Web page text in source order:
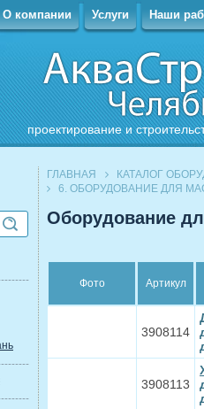
проектирование и
О компании Услуги Наши
ГЛАВНАЯ
КАТАЛОГ
6. ОБОРУДОВАНИЕ ДЛЯ
Оборудование
Фото Артикул
3908114
3908113